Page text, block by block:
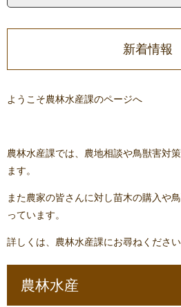
新着情報
ようこそ農林水産課のページへ
農林水産課では、農地相談や鳥獣害対
ます。
また農家の皆さんに対し苗木の購入や
っています。
詳しくは、農林水産課にお尋ねください
農林水産